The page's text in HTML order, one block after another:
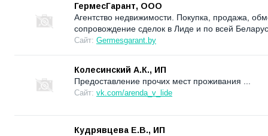
ГермесГарант, ООО
Агентство недвижимости. Покупка, продажа,
сопровождение сделок в Лиде и по всей
Сайт: Germesgarant.by
Колесинский А.К., ИП
Предоставление прочих мест проживания ...
Сайт: vk.com/arenda_v_lide
Кудрявцева Е.В., ИП